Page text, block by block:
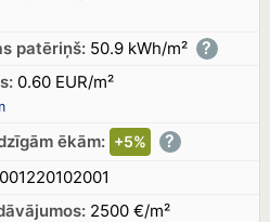
patēriņš:50.9 kWh/m² ?
0.60 EUR/m²
ēkām: +5% ?
2500 €/m²